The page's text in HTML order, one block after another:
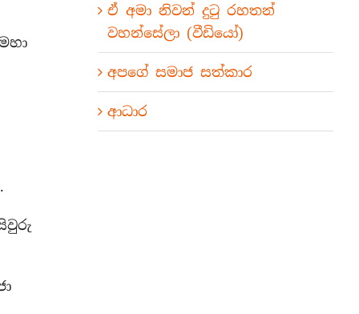
ඒ අමා නිවන් දුටු රහතන්
වහන්සේලා (වීඩියෝ)
අපගේ සමාජ සත්කාර
ආධාර